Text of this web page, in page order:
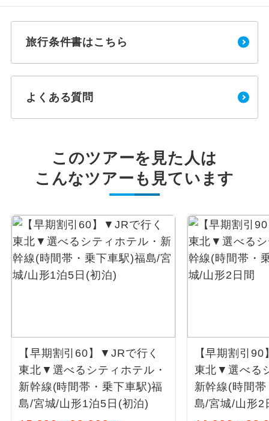
旅行条件書はこちら
よくある質問
このツアーを見た人は
こんなツアーも見ています
【早期割引60】▼JRで行く
東北▼選べるシティホテル・
新幹線(時間帯・乗下車駅)福
島/宮城/山形1泊5日(初泊)
【早期割引
東北▼選べる
新幹線(時間
島/宮城/山形2